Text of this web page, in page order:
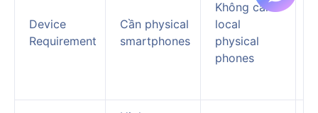
Device
Requirement
Cần physical
smartphones
Không cần
local
physical
phones